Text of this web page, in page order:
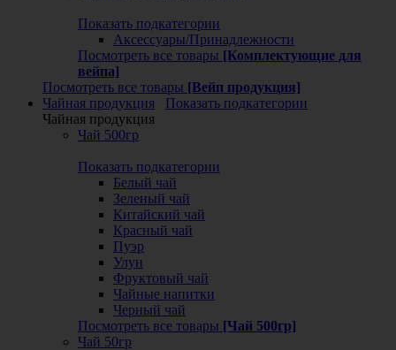
Показать подкатегории
Аксессуары/Принадлежности
Посмотреть все товары [Комплектующие для
вейпа]
Посмотреть все товары [Вейп продукция]
Чайная продукция
Показать подкатегории
Чайная продукция
Чай 500гр
Показать подкатегории
Белый чай
Зеленый чай
Китайский чай
Красный чай
Пуэр
Улун
Фруктовый чай
Чайные напитки
Черный чай
Посмотреть все товары [Чай 500гр]
Чай 50гр